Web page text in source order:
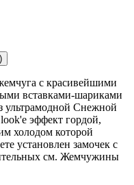
с красивейшими
вставками-шариками
ультрамодной Снежной
эффект гордой,
холодом которой
установлен замочек с
см. Жемчужины